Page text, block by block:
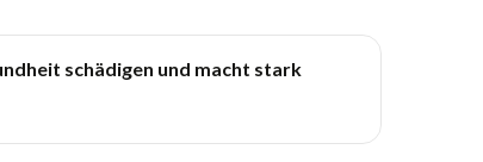
schädigen und macht stark